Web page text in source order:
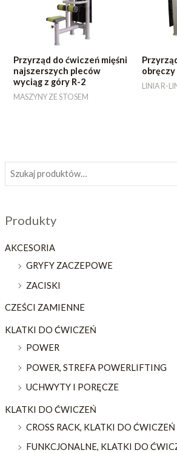
Produkty
AKCESORIA
GRYFY ZACZEPOWE
ZACISKI
CZEŚCI ZAMIENNE
KLATKI DO ĆWICZEŃ
POWER
POWER, STREFA POWERLIFTING
UCHWYTY I PORĘCZE
KLATKI DO ĆWICZEŃ
CROSS RACK, KLATKI DO ĆWICZEŃ
FUNKCJONALNE, KLATKI DO
Przyrząd do ćwiczeń mięśni
najszerszych pleców
wyciąg z góry R-2
MASZYNY ZE STOSEM
obręczy
LINIA R-